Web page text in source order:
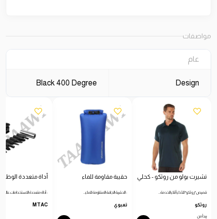
مواصفات
عام
Design
Black 400 Degree
تشيرت بولو من روثكو - كحلي
قميص "روثكو" للأداء أثناء الخدمة…
روثكو
يبدأ من
حقيبة مقاومة للماء
- الحقيبة الجافة المقاومة للماء…
تعبوي
أداة متعددة
- أداة متعددة الاستخدامات عالية…
MTAC